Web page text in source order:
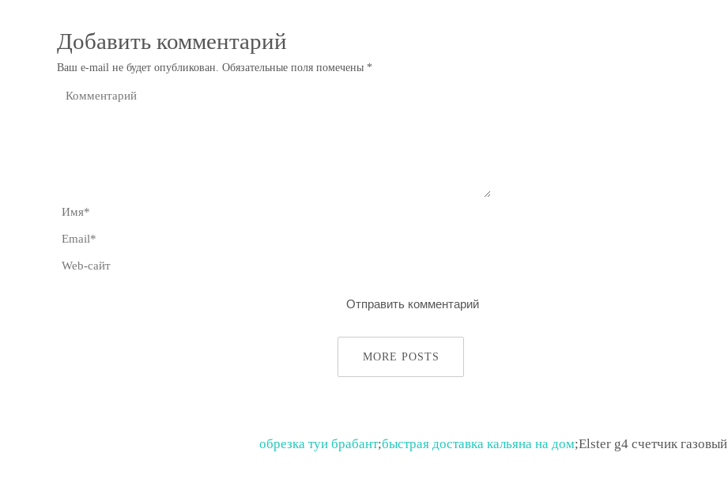
Добавить комментарий
Ваш e-mail не будет опубликован. Обязательные поля помечены *
MORE POSTS
обрезка туи брабант;быстрая доставка кальяна на дом;Elster g4 счетчик газовый